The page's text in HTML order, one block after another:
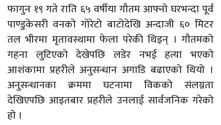
फागुन १९ गते राति ६५ वर्षीया गौतम आफ्नो घरभन्दा पूर्व
पाण्डुकेसरी वनको गोरेटो बाटोदेखि अन्दाजी ६० मिटर
तल भीरमा मृतावस्थामा फेला परेकी थिइन् । गौतमको
गहना लुटिएको देखेपछि लडेर नभई हत्या भएको
आशंकामा प्रहरीले अनुसन्धान अगाडि बढाएको थियो ।
अनुसन्धानका क्रममा घटनामा विकको संलग्नता
देखिएपछि आइतबार प्रहरीले उनलाई सार्वजनिक गरेको
हो ।